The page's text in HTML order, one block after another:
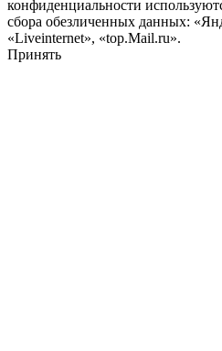
конфиденциальности
сбора обезличенных данных:
«Liveinternet», «top.Mail.ru».
Принять